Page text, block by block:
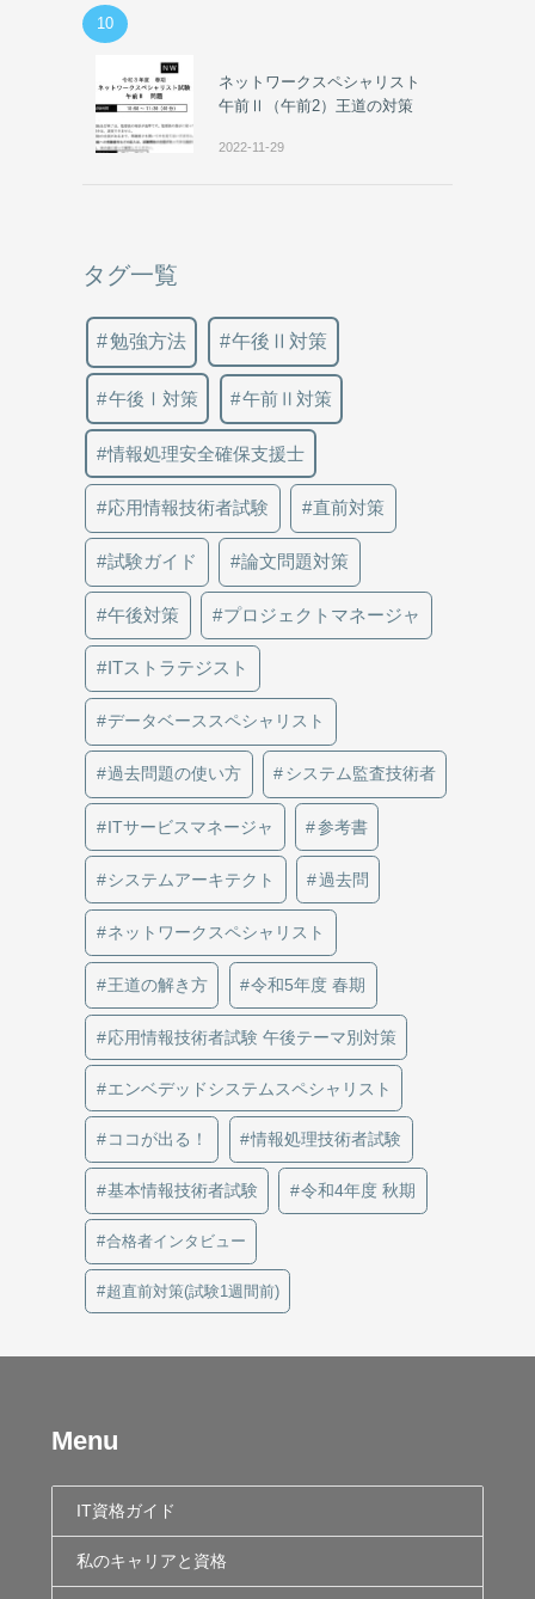
10
ネットワークスペシャリスト
午前Ⅱ（午前2）王道の対策
2022-11-29
タグ一覧
勉強方法 午後Ⅱ対策
午後Ⅰ対策 午前Ⅱ対策
情報処理安全確保支援士
応用情報技術者試験 直前対策
試験ガイド 論文問題対策
午後対策 プロジェクトマネージャ
ITストラテジスト
データベーススペシャリスト
過去問題の使い方 システム監査技術者
ITサービスマネージャ 参考書
システムアーキテクト 過去問
ネットワークスペシャリスト
王道の解き方 令和5年度 春期
応用情報技術者試験 午後テーマ別対策
エンベデッドシステムスペシャリスト
ココが出る！ 情報処理技術者試験
基本情報技術者試験 令和4年度 秋期
合格者インタビュー
超直前対策(試験1週間前)
Menu
IT資格ガイド
私のキャリアと資格